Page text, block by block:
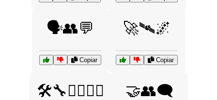
🗣️👥💬
Copiar
🚀🛰️🌌
Copiar
🛠️🔧👷‍♂️👷‍♀️ 🤝👥🗨️